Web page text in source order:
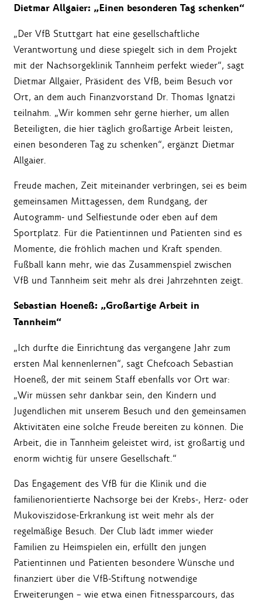
Dietmar Allgaier: „Einen besonderen Tag schenken“
„Der VfB Stuttgart hat eine gesellschaftliche
Verantwortung und diese spiegelt sich in dem Projekt
mit der Nachsorgeklinik Tannheim perfekt wieder“, sagt
Dietmar Allgaier, Präsident des VfB, beim Besuch vor
Ort, an dem auch Finanzvorstand Dr. Thomas Ignatzi
teilnahm. „Wir kommen sehr gerne hierher, um allen
Beteiligten, die hier täglich großartige Arbeit leisten,
einen besonderen Tag zu schenken“, ergänzt Dietmar
Allgaier.
Freude machen, Zeit miteinander verbringen, sei es beim
gemeinsamen Mittagessen, dem Rundgang, der
Autogramm- und Selfiestunde oder eben auf dem
Sportplatz. Für die Patientinnen und Patienten sind es
Momente, die fröhlich machen und Kraft spenden.
Fußball kann mehr, wie das Zusammenspiel zwischen
VfB und Tannheim seit mehr als drei Jahrzehnten zeigt.
Sebastian Hoeneß: „Großartige Arbeit in
Tannheim“
„Ich durfte die Einrichtung das vergangene Jahr zum
ersten Mal kennenlernen“, sagt Chefcoach Sebastian
Hoeneß, der mit seinem Staff ebenfalls vor Ort war:
„Wir müssen sehr dankbar sein, den Kindern und
Jugendlichen mit unserem Besuch und den gemeinsamen
Aktivitäten eine solche Freude bereiten zu können. Die
Arbeit, die in Tannheim geleistet wird, ist großartig und
enorm wichtig für unsere Gesellschaft.“
Das Engagement des VfB für die Klinik und die
familienorientierte Nachsorge bei der Krebs-, Herz- oder
Mukoviszidose-Erkrankung ist weit mehr als der
regelmäßige Besuch. Der Club lädt immer wieder
Familien zu Heimspielen ein, erfüllt den jungen
Patientinnen und Patienten besondere Wünsche und
finanziert über die VfB-Stiftung notwendige
Erweiterungen – wie etwa einen Fitnessparcours, das